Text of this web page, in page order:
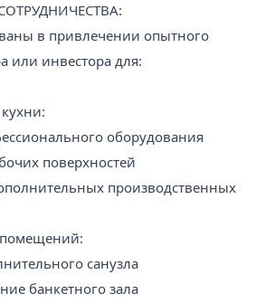
в привлечении опытного
или инвестора для:
оборудования
поверхностей
производственных
помещений:
санузла
банкетного зала